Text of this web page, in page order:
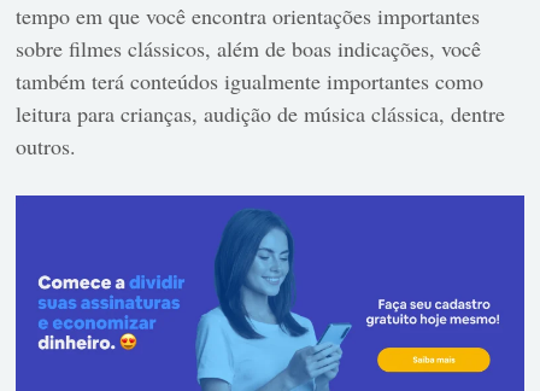
tempo em que você encontra orientações importantes
sobre filmes clássicos, além de boas indicações, você
também terá conteúdos igualmente importantes como
leitura para crianças, audição de música clássica, dentre
outros.